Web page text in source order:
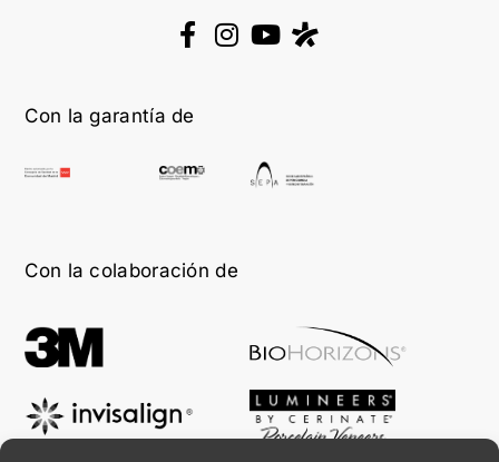
Con la garantía de
Con la colaboración de